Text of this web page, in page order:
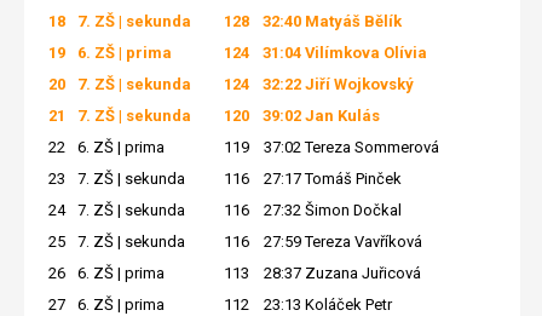
18
7. ZŠ | sekunda 128 32:40 Matyáš Bělík
19
6. ZŠ | prima 124 31:04 Vilímkova Olívia
20
7. ZŠ | sekunda 124 32:22 Jiří Wojkovský
21
7. ZŠ | sekunda 120 39:02 Jan Kulás
22
6. ZŠ | prima 119 37:02 Tereza Sommerová
23
7. ZŠ | sekunda 116 27:17 Tomáš Pinček
24
7. ZŠ | sekunda 116 27:32 Šimon Dočkal
25
7. ZŠ | sekunda 116 27:59 Tereza Vavříková
26
6. ZŠ | prima 113 28:37 Zuzana Juřicová
27
6. ZŠ | prima 112 23:13 Koláček Petr